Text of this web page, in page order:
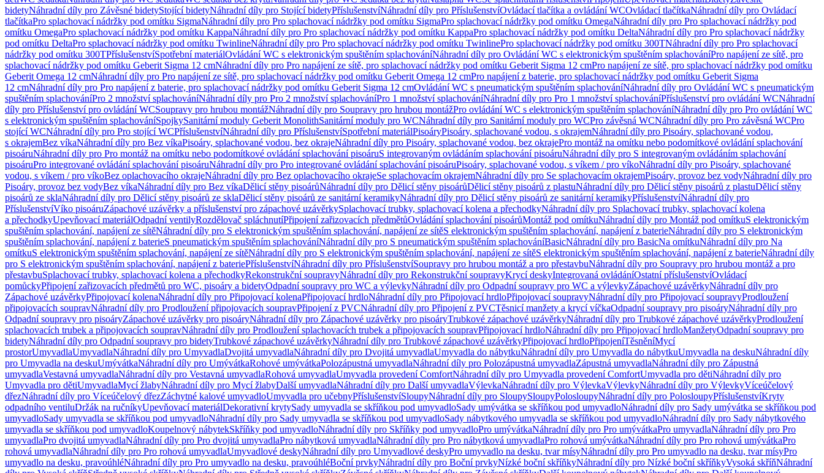
bidetyNáhradní díly pro Závěsné bidetyStojící bidetyNáhradní díly pro Stojící bidetyPříslušenstvíNáhradní díly pro PříslušenstvíOvládací tlačítka a ovládání WCOvládací tlačítkaNáhradní díly pro Ovládací
tlačítkaPro splachovací nádržky pod omítku SigmaNáhradní díly pro Pro splachovací nádržky pod omítku SigmaPro splachovací nádržky pod omítku OmegaNáhradní díly pro Pro splachovací nádržky pod
omítku OmegaPro splachovací nádržky pod omítku KappaNáhradní díly pro Pro splachovací nádržky pod omítku KappaPro splachovací nádržky pod omítku DeltaNáhradní díly pro Pro splachovací nádržky
pod omítku DeltaPro splachovací nádržky pod omítku TwinlineNáhradní díly pro Pro splachovací nádržky pod omítku TwinlinePro splachovací nádržky pod omítku 300TNáhradní díly pro Pro splachovací
nádržky pod omítku 300TPříslušenstvíSpotřební materiálOvládání WC s elektronickým spuštěním splachováníNáhradní díly pro Ovládání WC s elektronickým spuštěním splachováníPro napájení ze sítě, pro
splachovací nádržky pod omítku Geberit Sigma 12 cmNáhradní díly pro Pro napájení ze sítě, pro splachovací nádržky pod omítku Geberit Sigma 12 cmPro napájení ze sítě, pro splachovací nádržky pod omítku
Geberit Omega 12 cmNáhradní díly pro Pro napájení ze sítě, pro splachovací nádržky pod omítku Geberit Omega 12 cmPro napájení z baterie, pro splachovací nádržky pod omítku Geberit Sigma
12 cmNáhradní díly pro Pro napájení z baterie, pro splachovací nádržky pod omítku Geberit Sigma 12 cmOvládání WC s pneumatickým spuštěním splachováníNáhradní díly pro Ovládání WC s pneumatickým
spuštěním splachováníPro 2 množství splachováníNáhradní díly pro Pro 2 množství splachováníPro 1 množství splachováníNáhradní díly pro Pro 1 množství splachováníPříslušenství pro ovládání WCNáhradní
díly pro Příslušenství pro ovládání WCSoupravy pro hrubou montážNáhradní díly pro Soupravy pro hrubou montážPro ovládání WC s elektronickým spuštěním splachováníNáhradní díly pro Pro ovládání WC
s elektronickým spuštěním splachováníSpojkySanitární moduly Geberit MonolithSanitární moduly pro WCNáhradní díly pro Sanitární moduly pro WCPro závěsná WCNáhradní díly pro Pro závěsná WCPro
stojící WCNáhradní díly pro Pro stojící WCPříslušenstvíNáhradní díly pro PříslušenstvíSpotřební materiálPisoáryPisoáry, splachované vodou, s okrajemNáhradní díly pro Pisoáry, splachované vodou,
s okrajemBez víkaNáhradní díly pro Bez víkaPisoáry, splachované vodou, bez okrajeNáhradní díly pro Pisoáry, splachované vodou, bez okrajePro montáž na omítku nebo podomítkové ovládání splachování
pisoáruNáhradní díly pro Pro montáž na omítku nebo podomítkové ovládání splachování pisoáruS integrovaným ovládáním splachování pisoáruNáhradní díly pro S integrovaným ovládáním splachování
pisoáruPro integrované ovládání splachování pisoáruNáhradní díly pro Pro integrované ovládání splachování pisoáruPisoáry, splachované vodou, s víkem / pro víkoNáhradní díly pro Pisoáry, splachované
vodou, s víkem / pro víkoBez oplachovacího okrajeNáhradní díly pro Bez oplachovacího okrajeSe splachovacím okrajemNáhradní díly pro Se splachovacím okrajemPisoáry, provoz bez vodyNáhradní díly pro
Pisoáry, provoz bez vodyBez víkaNáhradní díly pro Bez víkaDělicí stěny pisoárůNáhradní díly pro Dělicí stěny pisoárůDělicí stěny pisoárů z plastuNáhradní díly pro Dělicí stěny pisoárů z plastuDělicí stěny
pisoárů ze sklaNáhradní díly pro Dělicí stěny pisoárů ze sklaDělicí stěny pisoárů ze sanitární keramikyNáhradní díly pro Dělicí stěny pisoárů ze sanitární keramikyPříslušenstvíNáhradní díly pro
PříslušenstvíVíko pisoáruZápachové uzávěrky a příslušenství pro zápachové uzávěrkySplachovací trubky, splachovací kolena a přechodkyNáhradní díly pro Splachovací trubky, splachovací kolena
a přechodkyUpevňovací materiálOdpadní ventilyRozdělovač spláchnutíPřipojení zařizovacích předmětůOvládání splachování pisoárůMontáž pod omítkuNáhradní díly pro Montáž pod omítkuS elektronickým
spuštěním splachování, napájení ze sítěNáhradní díly pro S elektronickým spuštěním splachování, napájení ze sítěS elektronickým spuštěním splachování, napájení z baterieNáhradní díly pro S elektronickým
spuštěním splachování, napájení z baterieS pneumatickým spuštěním splachováníNáhradní díly pro S pneumatickým spuštěním splachováníBasicNáhradní díly pro BasicNa omítkuNáhradní díly pro Na
omítkuS elektronickým spuštěním splachování, napájení ze sítěNáhradní díly pro S elektronickým spuštěním splachování, napájení ze sítěS elektronickým spuštěním splachování, napájení z baterieNáhradní díly
pro S elektronickým spuštěním splachování, napájení z bateriePříslušenstvíNáhradní díly pro PříslušenstvíSoupravy pro hrubou montáž a pro přestavbuNáhradní díly pro Soupravy pro hrubou montáž a pro
přestavbuSplachovací trubky, splachovací kolena a přechodkyRekonstrukční soupravyNáhradní díly pro Rekonstrukční soupravyKrycí deskyIntegrovaná ovládáníOstatní příslušenstvíOvládací
pomůckyPřipojení zařizovacích předmětů pro WC, pisoáry a bidetyOdpadní soupravy pro WC a výlevkyNáhradní díly pro Odpadní soupravy pro WC a výlevkyZápachové uzávěrkyNáhradní díly pro
Zápachové uzávěrkyPřipojovací kolenaNáhradní díly pro Připojovací kolenaPřipojovací hrdloNáhradní díly pro Připojovací hrdloPřipojovací soupravyNáhradní díly pro Připojovací soupravyProdloužení
připojovacích soupravNáhradní díly pro Prodloužení připojovacích soupravPřipojení z PVCNáhradní díly pro Připojení z PVCTěsnicí manžety a krycí víčkaOdpadní soupravy pro pisoáryNáhradní díly pro
Odpadní soupravy pro pisoáryZápachové uzávěrky pro pisoáryNáhradní díly pro Zápachové uzávěrky pro pisoáryTrubkové zápachové uzávěrkyNáhradní díly pro Trubkové zápachové uzávěrkyProdloužení
splachovacích trubek a připojovacích soupravNáhradní díly pro Prodloužení splachovacích trubek a připojovacích soupravPřipojovací hrdloNáhradní díly pro Připojovací hrdloManžetyOdpadní soupravy pro
bidetyNáhradní díly pro Odpadní soupravy pro bidetyTrubkové zápachové uzávěrkyNáhradní díly pro Trubkové zápachové uzávěrkyPřipojovací hrdloPřipojeníTěsněníMycí
prostorUmyvadlaUmyvadlaNáhradní díly pro UmyvadlaDvojitá umyvadlaNáhradní díly pro Dvojitá umyvadlaUmyvadla do nábytkuNáhradní díly pro Umyvadla do nábytkuUmyvadla na deskuNáhradní díly
pro Umyvadla na deskuUmývátkaNáhradní díly pro UmývátkaRohové umývátkaPolozápustná umyvadlaNáhradní díly pro Polozápustná umyvadlaZápustná umyvadlaNáhradní díly pro Zápustná
umyvadlaVestavná umyvadlaNáhradní díly pro Vestavná umyvadlaRohová umyvadlaUmyvadla provedení ComfortNáhradní díly pro Umyvadla provedení ComfortUmyvadla pro dětiNáhradní díly pro
Umyvadla pro dětiUmyvadlaMycí žlabyNáhradní díly pro Mycí žlabyDalší umyvadlaNáhradní díly pro Další umyvadlaVýlevkaNáhradní díly pro VýlevkaVýlevkyNáhradní díly pro VýlevkyVíceúčelový
dřezNáhradní díly pro Víceúčelový dřezZáchytné kalové umyvadloUmyvadla pro učebnyPříslušenstvíSloupyNáhradní díly pro SloupySloupyPolosloupyNáhradní díly pro PolosloupyPříslušenstvíKryty
odpadního ventiluDržák na ručníkyUpevňovací materiálDekorativní krytySady umyvadla se skříňkou pod umyvadloSady umývátka se skříňkou pod umyvadloNáhradní díly pro Sady umývátka se skříňkou pod
umyvadloSady umyvadla se skříňkou pod umyvadloNáhradní díly pro Sady umyvadla se skříňkou pod umyvadloSady nábytkového umyvadla se skříňkou pod umyvadloNáhradní díly pro Sady nábytkového
umyvadla se skříňkou pod umyvadloKoupelnový nábytekSkříňky pod umyvadloNáhradní díly pro Skříňky pod umyvadloPro umývátkaNáhradní díly pro Pro umývátkaPro umyvadlaNáhradní díly pro Pro
umyvadlaPro dvojitá umyvadlaNáhradní díly pro Pro dvojitá umyvadlaPro nábytková umyvadlaNáhradní díly pro Pro nábytková umyvadlaPro rohová umývátkaNáhradní díly pro Pro rohová umývátkaPro
rohová umyvadlaNáhradní díly pro Pro rohová umyvadlaUmyvadlové deskyNáhradní díly pro Umyvadlové deskyPro umyvadlo na desku, tvar mísyNáhradní díly pro Pro umyvadlo na desku, tvar mísyPro
umyvadlo na desku, pravoúhléNáhradní díly pro Pro umyvadlo na desku, pravoúhléBoční prvkyNáhradní díly pro Boční prvkyNízké boční skříňkyNáhradní díly pro Nízké boční skříňkyVysoká skříňNáhradní